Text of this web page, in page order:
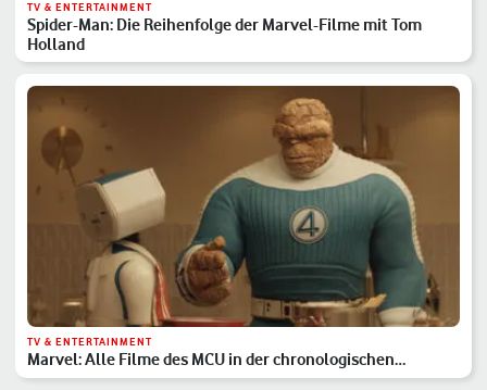
TV & ENTERTAINMENT
Spider-Man: Die Reihenfolge der Marvel-Filme mit Tom
Holland
TV & ENTERTAINMENT
Marvel: Alle Filme des MCU in der chronologischen
Reihenfolge